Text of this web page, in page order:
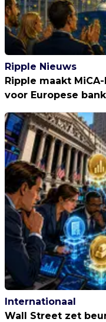
Ripple Nieuws
Ripple maakt
voor Europese
Internationaal
Wall Street zet